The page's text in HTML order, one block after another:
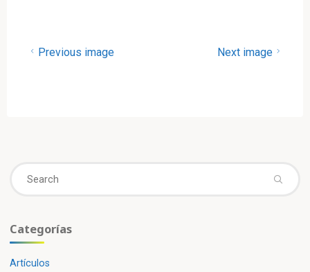
Previous image Next image
Categorías
Artículos